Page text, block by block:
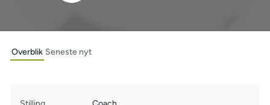
Overblik Seneste nyt